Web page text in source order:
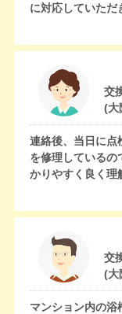
に対応していただ
交
(大
連絡後、当日に点
を修理しているの
かりやすく良く理
交
(大
マンション内の浴